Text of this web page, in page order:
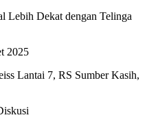
Lebih Dekat dengan Telinga
2025
Lantai 7, RS Sumber Kasih,